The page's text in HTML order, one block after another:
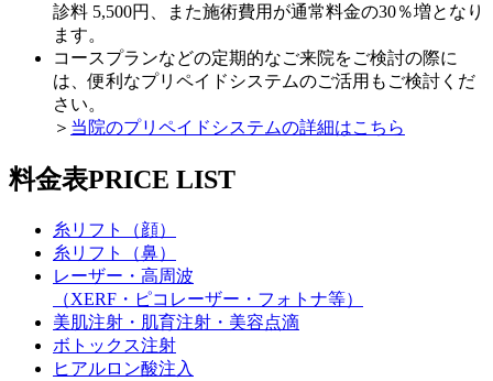
診料 5,500円、また施術費用が通常料金の30％増となり
ます。
コースプランなどの定期的なご来院をご検討の際に
は、便利なプリペイドシステムのご活用もご検討くだ
さい。
＞ 当院のプリペイドシステムの詳細はこちら
料金表PRICE LIST
糸リフト（顔）
糸リフト（鼻）
レーザー・高周波
（XERF・ピコレーザー・フォトナ等）
美肌注射・肌育注射・美容点滴
ボトックス注射
ヒアルロン酸注入